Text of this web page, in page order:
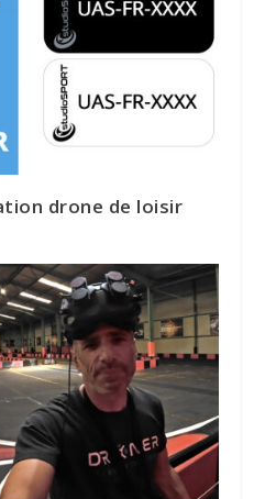
drone de loisir